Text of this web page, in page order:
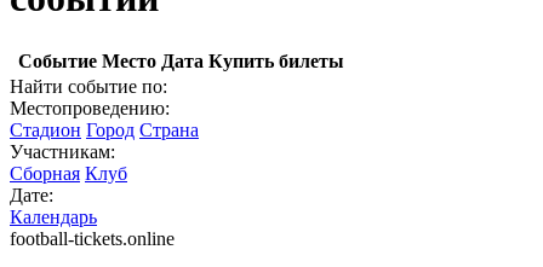
Событие Место Дата Купить билеты
Найти событие по:
Местопроведению:
Стадион Город Страна
Участникам:
Сборная Клуб
Дате:
Календарь
football-tickets.online